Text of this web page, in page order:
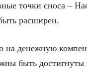
точки сноса –
расширен.
денежную
быть достигнуты